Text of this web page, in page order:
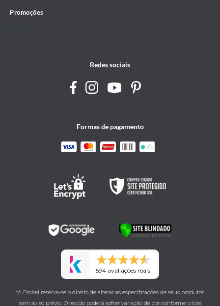
Promoções
Redes sociais
Formas de pagamento
594 avaliações reais
*A Probel reserva-se o direito de alterar as especificações de seus produtos
sem aviso prévio. O tecido poderá sofrer variação de cor conforme o lote